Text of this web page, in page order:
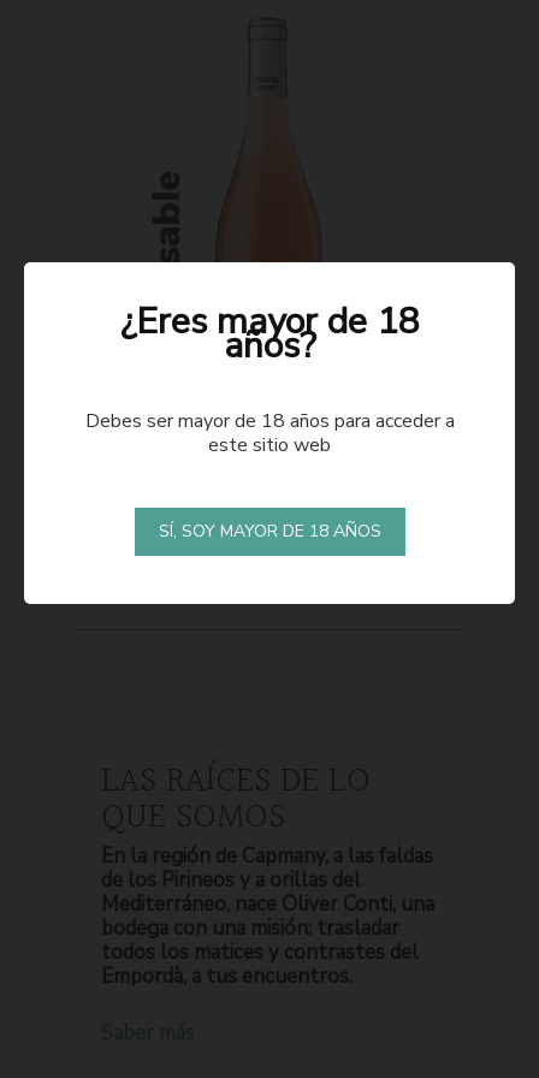
LAS RAÍCES DE LO
QUE SOMOS
En la región de Capmany, a las faldas
de los Pirineos y a orillas del
Mediterráneo, nace Oliver Conti, una
bodega con una misión: trasladar
todos los matices y contrastes del
Empordà, a tus encuentros.
¿Eres mayor de 18
años?
Debes ser mayor de 18 años para acceder a
este sitio web
SÍ, SOY MAYOR DE 18 AÑOS